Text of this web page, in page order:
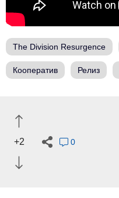
The Division Resurgence
Кооператив Релиз
+2 0